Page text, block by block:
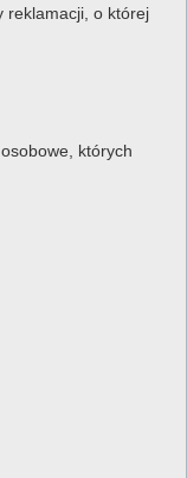
reklamacji, o której
których